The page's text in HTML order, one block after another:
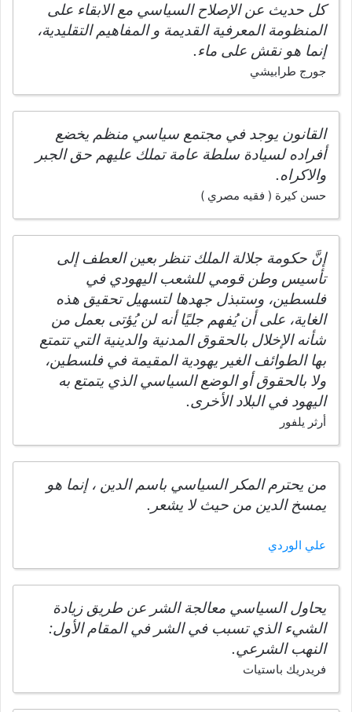
كل حديث عن الإصلاح السياسي مع الابقاء على
المنظومة المعرفية القديمة و المفاهيم التقليدية،
إنما هو نقش على ماء.
جورج طرابيشي
القانون يوجد في مجتمع سياسي منظم يخضع
أفراده لسيادة سلطة عامة تملك عليهم حق الجبر
والاكراه.
حسن كيرة ( فقيه مصري )
إنَّ حكومة جلالة الملك تنظر بعين العطف إلى
تأسيس وطن قومي للشعب اليهودي في
فلسطين، وستبذل جهدها لتسهيل تحقيق هذه
الغاية، على أن يُفهم جليًا أنه لن يُؤتى بعمل من
شأنه الإخلال بالحقوق المدنية والدينية التي تتمتع
بها الطوائف الغير يهودية المقيمة في فلسطين،
ولا بالحقوق أو الوضع السياسي الذي يتمتع به
اليهود في البلاد الأخرى.
أرثر يلفور
من يحترم المكر السياسي باسم الدين ، إنما هو
يمسخ الدين من حيث لا يشعر.
علي الوردي
يحاول السياسي معالجة الشر عن طريق زيادة
الشيء الذي تسبب في الشر في المقام الأول:
النهب الشرعي.
فريدريك باستيات